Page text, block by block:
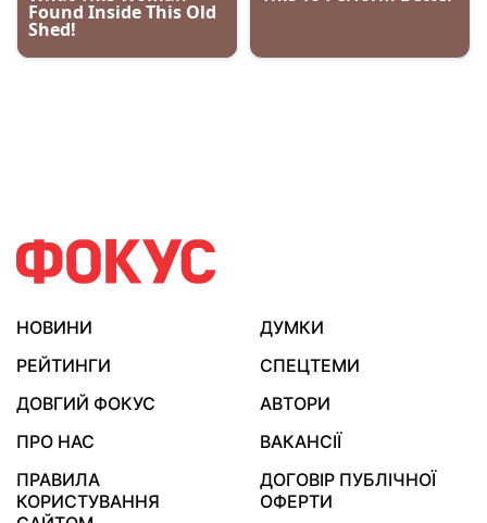
НОВИНИ
ДУМКИ
РЕЙТИНГИ
СПЕЦТЕМИ
ДОВГИЙ ФОКУС
АВТОРИ
ПРО НАС
ВАКАНСІЇ
ПРАВИЛА
КОРИСТУВАННЯ
ДОГОВІР ПУБЛІЧНОЇ
ОФЕРТИ